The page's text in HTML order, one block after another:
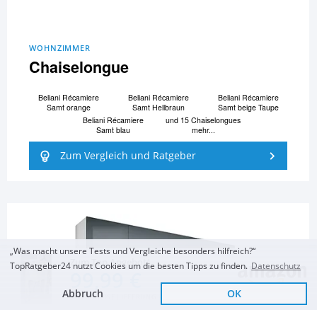
Zum Top Angebot
KOSTENLOSE LIEFERUNG
WOHNZIMMER
Chaiselongue
Beliani Ré­ca­mi­e­re
Samt orange
Beliani Ré­ca­mi­e­re
Samt Hellbraun
Beliani Ré­ca­mi­e­re
Samt beige Taupe
Beliani Ré­ca­mi­e­re
Samt blau
und 15 Chaiselongues
mehr...
Zum Vergleich und Ratgeber
„Was macht unsere Tests und Vergleiche besonders hilfreich?“
TopRatgeber24 nutzt Cookies um die besten Tipps zu finden. Datenschutz
Abbruch OK